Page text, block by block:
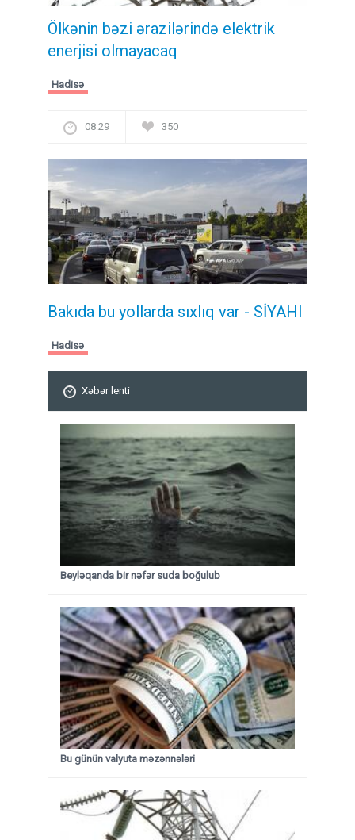
Ölkənin bəzi ərazilərində elektrik
enerjisi olmayacaq
Hadisə
08:29 350
Bakıda bu yollarda sıxlıq var - SİYAHI
Hadisə
Xəbər lenti
Beyləqanda bir nəfər suda boğulub
Bu günün valyuta məzənnələri